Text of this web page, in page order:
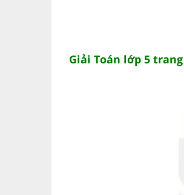
Giải Toán lớp 5 trang